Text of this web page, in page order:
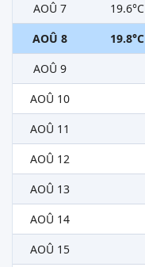
AOÛ 7
19.6°C
AOÛ 8
19.8°C
AOÛ 9
AOÛ 10
AOÛ 11
AOÛ 12
AOÛ 13
AOÛ 14
AOÛ 15